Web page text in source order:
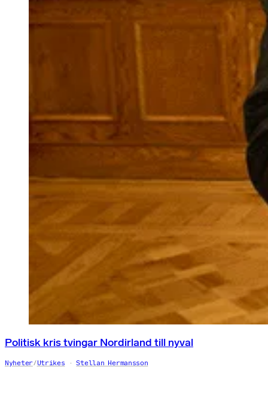
Politisk kris tvingar Nordirland till nyval
Nyheter/Utrikes Stellan Hermansson